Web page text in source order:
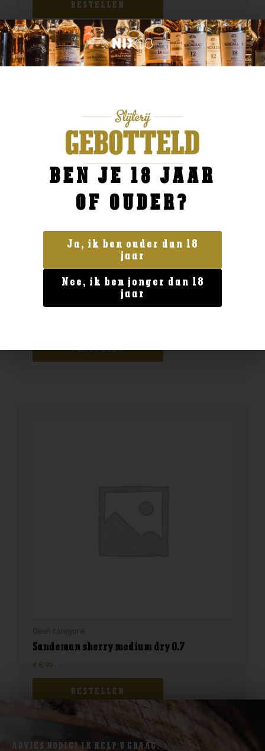
BESTELLEN
Geen categorie
Enate 234 Chardonnay Magnum
BESTELLEN
Sandeman sherry medium dry 0.7
€ 8,99
BESTELLEN
ADVIES NODIG? IK HELP U GRAAG.
BEN JE 18 JAAR
OF OUDER?
Ja, ik ben ouder dan 18
jaar
Nee, ik ben jonger dan 18
jaar